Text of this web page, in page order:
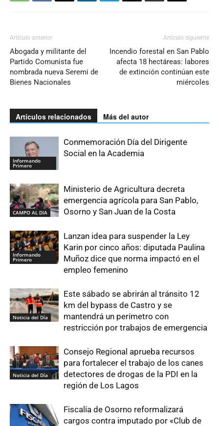
Artículo anterior
Abogada y militante del
Partido Comunista fue
nombrada nueva Seremi de
Bienes Nacionales
Artículo siguiente
Incendio forestal en San Pablo
afecta 18 hectáreas: labores
de extinción continúan este
miércoles
Artículos relacionados Más del autor
Informando
Primero
Conmemoración Día del Dirigente
Social en la Academia
CAMPO AL DIA
Ministerio de Agricultura decreta
emergencia agrícola para San Pablo,
Osorno y San Juan de la Costa
Informando
Primero
Lanzan idea para suspender la Ley
Karin por cinco años: diputada Paulina
Muñoz dice que norma impactó en el
empleo femenino
Noticia del Día
Este sábado se abrirán al tránsito 12
km del bypass de Castro y se
mantendrá un perímetro con
restricción por trabajos de emergencia
Noticia del Día
Consejo Regional aprueba recursos
para fortalecer el trabajo de los canes
detectores de drogas de la PDI en la
región de Los Lagos
Fiscalía de Osorno reformalizará
cargos contra imputado por «Club de